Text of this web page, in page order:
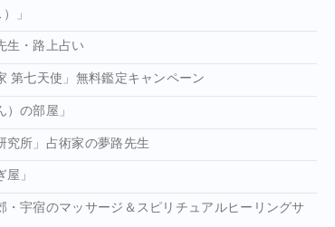
」
生・路上占い
第七天使」無料鑑定キャンペーン
の部屋」
究所」占術家の夢路先生
」
・宇宿のマッサージ＆スピリチュアルヒーリングサ